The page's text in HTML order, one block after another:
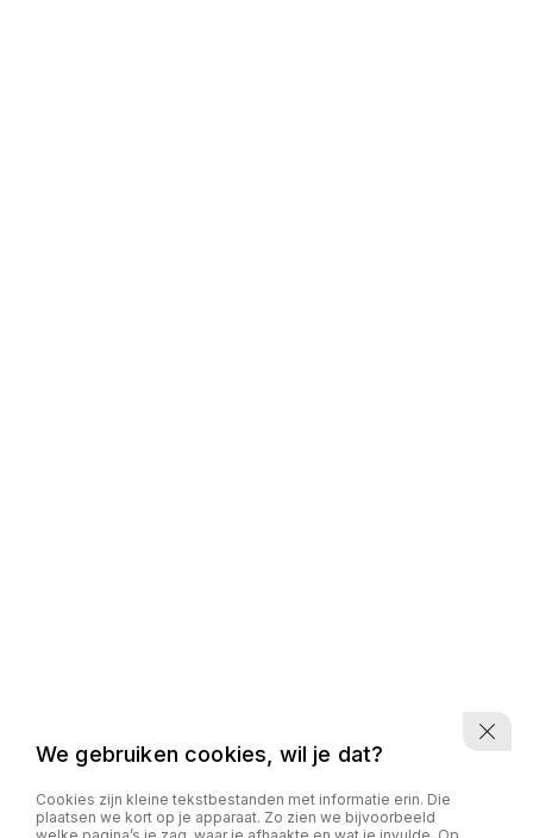
We gebruiken cookies, wil je dat?
Cookies zijn kleine tekstbestanden met informatie erin. Die
plaatsen we kort op je apparaat. Zo zien we bijvoorbeeld